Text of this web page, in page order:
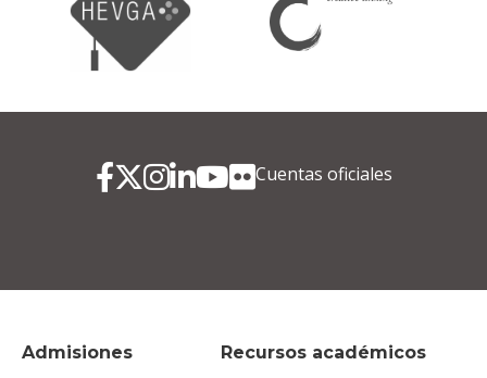
Admisiones Recursos académicos
Cuentas oficiales